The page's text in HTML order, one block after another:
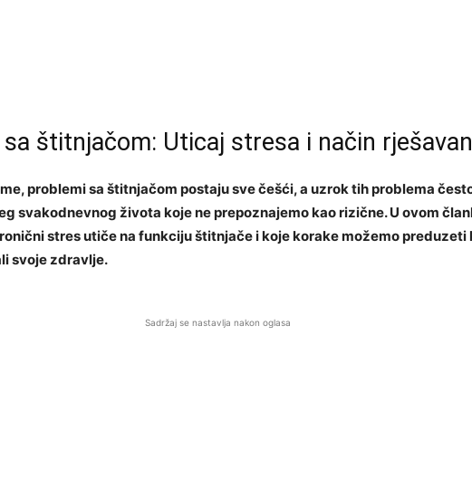
štitnjačom: Uticaj stresa i način
problemi sa štitnjačom postaju sve češći, a uzrok tih problema
svakodnevnog života koje ne prepoznajemo kao rizične. U ovom
stres utiče na funkciju štitnjače i koje korake možemo preduzeti
svoje zdravlje.
Sadržaj se nastavlja nakon oglasa